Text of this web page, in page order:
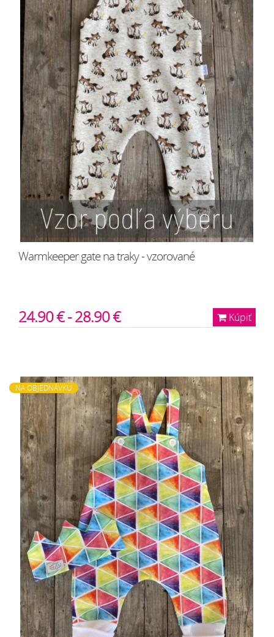
Warmkeeper gate na traky - vzorované
Kúpiť
24.90 € - 28.90 €
NA OBJEDNÁVKU